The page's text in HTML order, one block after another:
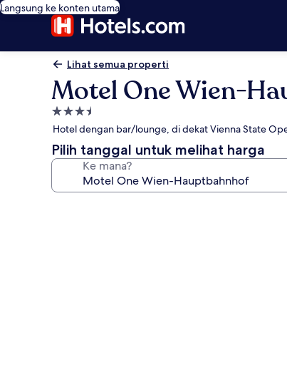
Langsung ke konten utama
Lihat semua properti
Motel One Wien-
Properti
bintang
3.5
Hotel dengan bar/lounge, di dekat Vienna State
Pilih tanggal untuk melihat harga
Ke mana?